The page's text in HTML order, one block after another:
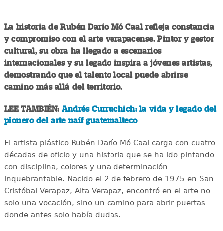
La historia de Rubén Darío Mó Caal refleja constancia
y compromiso con el arte verapacense. Pintor y gestor
cultural, su obra ha llegado a escenarios
internacionales y su legado inspira a jóvenes artistas,
demostrando que el talento local puede abrirse
camino más allá del territorio.
LEE TAMBIÉN: Andrés Curruchich: la vida y legado del
pionero del arte naíf guatemalteco
El artista plástico Rubén Darío Mó Caal carga con cuatro
décadas de oficio y una historia que se ha ido pintando
con disciplina, colores y una determinación
inquebrantable. Nacido el 2 de febrero de 1975 en San
Cristóbal Verapaz, Alta Verapaz, encontró en el arte no
solo una vocación, sino un camino para abrir puertas
donde antes solo había dudas.